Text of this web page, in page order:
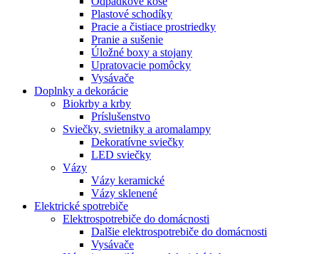
Plastové schodíky
Pracie a čistiace prostriedky
Pranie a sušenie
Úložné boxy a stojany
Upratovacie pomôcky
Vysávače
Doplnky a dekorácie
Biokrby a krby
Príslušenstvo
Sviečky, svietniky a aromalampy
Dekoratívne sviečky
LED sviečky
Vázy
Vázy keramické
Vázy sklenené
Elektrické spotrebiče
Elektrospotrebiče do domácnosti
Dalšie elektrospotrebiče do domácnosti
Vysávače